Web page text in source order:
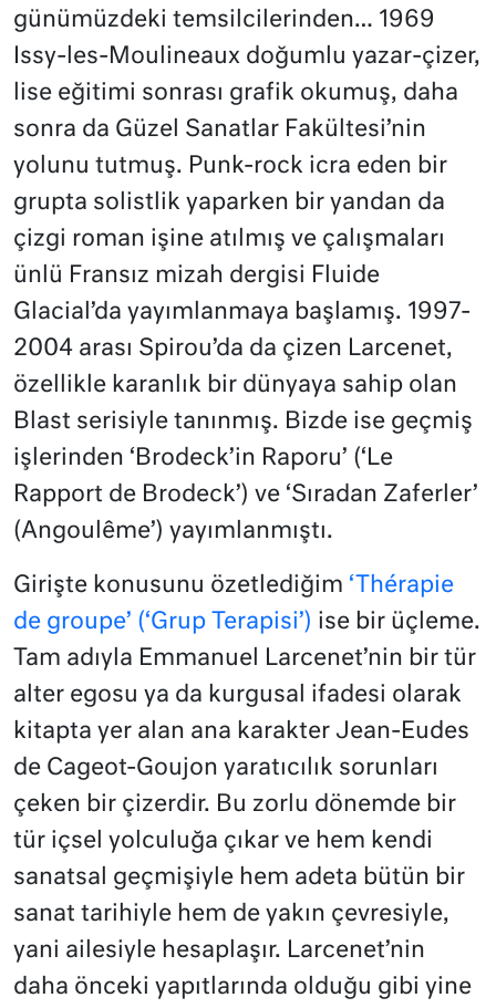
günümüzdeki temsilcilerinden… 1969
Issy-les-Moulineaux doğumlu yazar-çizer,
lise eğitimi sonrası grafik okumuş, daha
sonra da Güzel Sanatlar Fakültesi’nin
yolunu tutmuş. Punk-rock icra eden bir
grupta solistlik yaparken bir yandan da
çizgi roman işine atılmış ve çalışmaları
ünlü Fransız mizah dergisi Fluide
Glacial’da yayımlanmaya başlamış. 1997-
2004 arası Spirou’da da çizen Larcenet,
özellikle karanlık bir dünyaya sahip olan
Blast serisiyle tanınmış. Bizde ise geçmiş
işlerinden ‘Brodeck’in Raporu’ (‘Le
Rapport de Brodeck’) ve ‘Sıradan Zaferler’
(Angoulême’) yayımlanmıştı.
Girişte konusunu özetlediğim ‘Thérapie
de groupe’ (‘Grup Terapisi’) ise bir üçleme.
Tam adıyla Emmanuel Larcenet’nin bir tür
alter egosu ya da kurgusal ifadesi olarak
kitapta yer alan ana karakter Jean-Eudes
de Cageot-Goujon yaratıcılık sorunları
çeken bir çizerdir. Bu zorlu dönemde bir
tür içsel yolculuğa çıkar ve hem kendi
sanatsal geçmişiyle hem adeta bütün bir
sanat tarihiyle hem de yakın çevresiyle,
yani ailesiyle hesaplaşır. Larcenet’nin
daha önceki yapıtlarında olduğu gibi yine